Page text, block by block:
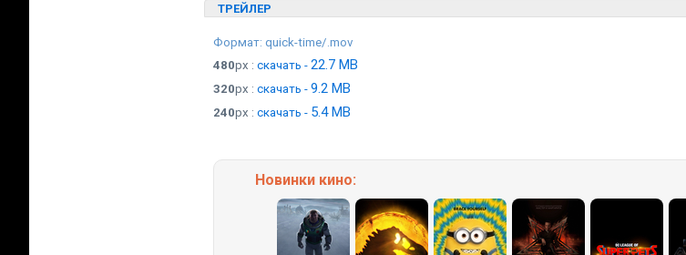
ТРЕЙЛЕР
Формат: quick-time/.mov
480px : скачать - 22.7 MB
320px : скачать - 9.2 MB
240px : скачать - 5.4 MB
Новинки кино: